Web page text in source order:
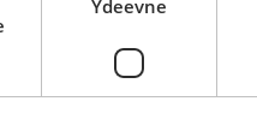
Ydeevne